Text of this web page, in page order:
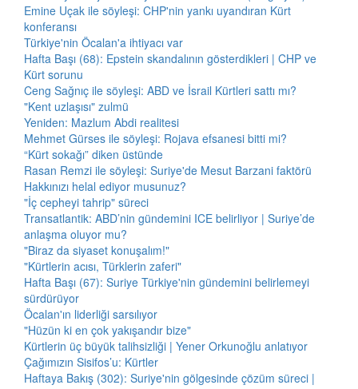
Emine Uçak ile söyleşi: CHP'nin yankı uyandıran Kürt
konferansı
Türkiye'nin Öcalan'a ihtiyacı var
Hafta Başı (68): Epstein skandalının gösterdikleri | CHP ve
Kürt sorunu
Ceng Sağnıç ile söyleşi: ABD ve İsrail Kürtleri sattı mı?
"Kent uzlaşısı" zulmü
Yeniden: Mazlum Abdi realitesi
Mehmet Gürses ile söyleşi: Rojava efsanesi bitti mi?
“Kürt sokağı” diken üstünde
Rasan Remzi ile söyleşi: Suriye'de Mesut Barzani faktörü
Hakkınızı helal ediyor musunuz?
"İç cepheyi tahrip" süreci
Transatlantik: ABD’nin gündemini ICE belirliyor | Suriye’de
anlaşma oluyor mu?
"Biraz da siyaset konuşalım!"
"Kürtlerin acısı, Türklerin zaferi"
Hafta Başı (67): Suriye Türkiye'nin gündemini belirlemeyi
sürdürüyor
Öcalan'ın liderliği sarsılıyor
"Hüzün ki en çok yakışandır bize"
Kürtlerin üç büyük talihsizliği | Yener Orkunoğlu anlatıyor
Çağımızın Sisifos’u: Kürtler
Haftaya Bakış (302): Suriye'nin gölgesinde çözüm süreci |